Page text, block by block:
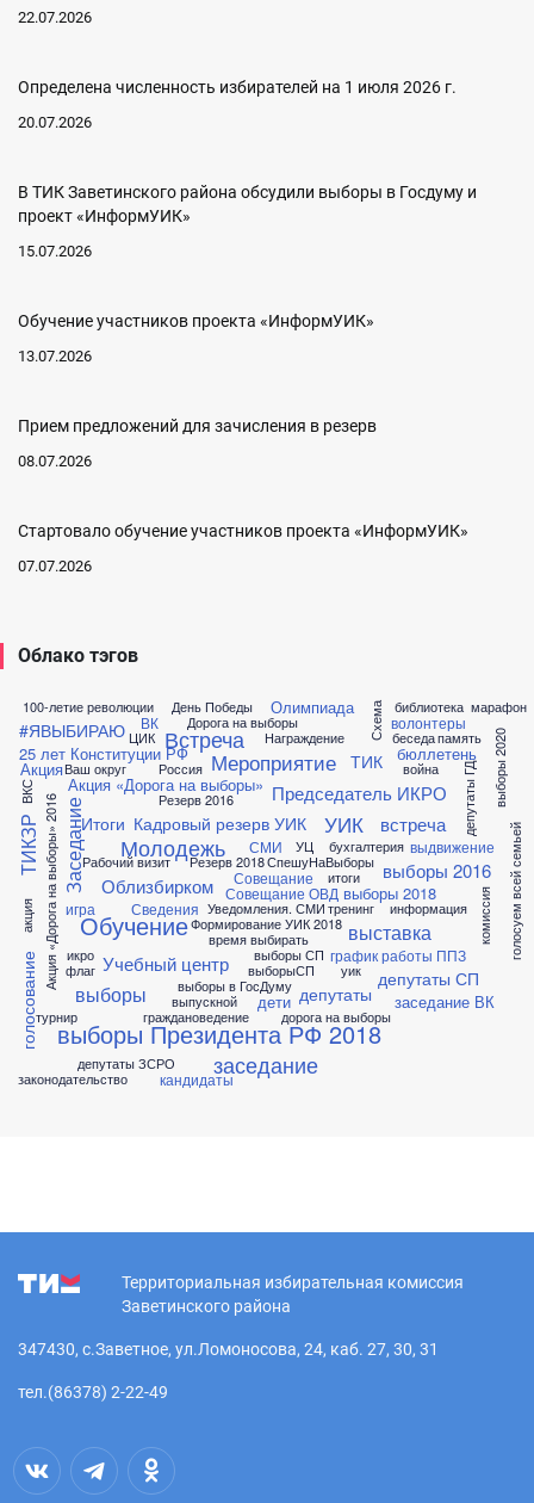
22.07.2026
Определена численность избирателей на 1 июля 2026 г.
20.07.2026
В ТИК Заветинского района обсудили выборы в Госдуму и
проект «ИнформУИК»
15.07.2026
Обучение участников проекта «ИнформУИК»
13.07.2026
Прием предложений для зачисления в резерв
08.07.2026
Стартовало обучение участников проекта «ИнформУИК»
07.07.2026
Облако тэгов
#ЯВЫБИРАЮ
100-летие революции
25 лет Конституции РФ
Акция
Акция «Дорога на выборы»
Акция «Дорога на выборы» 2016
ВК
ВКС
Ваш округ
Встреча
День Победы
Дорога на выборы
ЗаседаниеИтоги Кадровый резерв УИК
Мероприятие
Молодежь
Награждение
Облизбирком
Обучение
Олимпиада
Председатель ИКРО
Рабочий визит
Резерв 2016
Резерв 2018
Россия
СМИ
Сведения
Совещание
Совещание ОВД
СпешуНаВыборы
Схема
ТИК
ТИКЗР УИК
УЦ
Уведомления. СМИ
Учебный центр
Формирование УИК 2018
ЦИК
акция
беседа
библиотека
бухгалтерия
бюллетень
война
волонтеры
время выбирать
встреча
выборы
выборы 2016
выборы 2018
выборы 2020
выборы Президента РФ 2018
выборы СП
выборы в ГосДуму
выборыСП
выдвижение
выпускной
выставка
голосование
голосуем всей семьей
граждановедение
график работы ППЗ
депутаты
депутаты ГД
депутаты ЗСРО
депутаты СП
дети
дорога на выборы
законодательство заседание
заседание ВК
игра
икро
информация
итоги
кандидаты
комиссия
марафон
память
тренинг
турнир
уик
флаг
Территориальная избирательная комиссия
Заветинского района
347430, с.Заветное, ул.Ломоносова, 24, каб. 27, 30, 31
тел.(86378) 2-22-49